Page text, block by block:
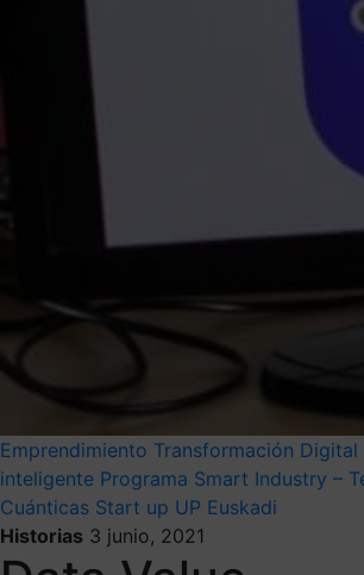
Emprendimiento Transformación Digital
inteligente Programa Smart Industry –
Cuánticas Start up UP Euskadi
Historias 3 junio, 2021